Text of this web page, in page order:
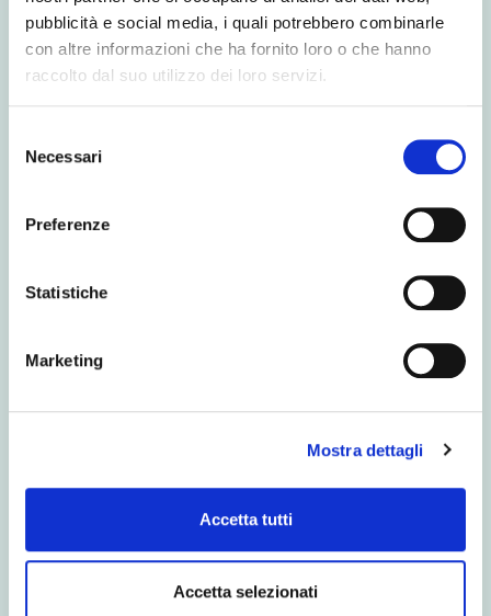
pubblicità e social media, i quali potrebbero combinarle
con altre informazioni che ha fornito loro o che hanno
raccolto dal suo utilizzo dei loro servizi.
delNecessari
Preferenze
Statistiche
Marketing
Mostra dettagli
Accetta tutti
Accetta selezionati
VIEW MORE
Partially Skimmed UHT Milk
VIEW MORE